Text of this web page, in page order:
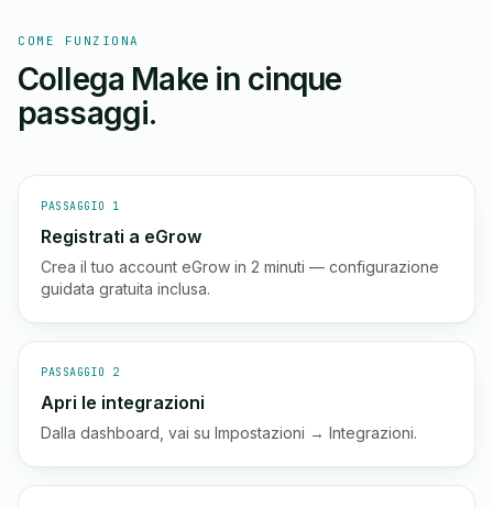
COME FUNZIONA
Collega Make in cinque
passaggi.
PASSAGGIO 1
Registrati a eGrow
Crea il tuo account eGrow in 2 minuti — configurazione
guidata gratuita inclusa.
PASSAGGIO 2
Apri le integrazioni
Dalla dashboard, vai su Impostazioni → Integrazioni.